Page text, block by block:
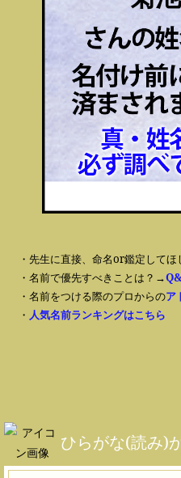
・先生に直接、命名or鑑定して
・名前で優先すべきことは？→
・名前をつける際のプロからのア
・ 人気名前ランキングはこちら
ひらがな(読み)